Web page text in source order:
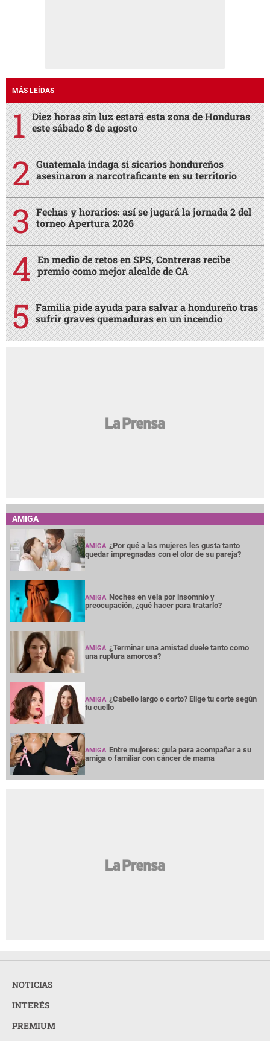
MÁS LEÍDAS
Diez horas sin luz estará esta zona de Honduras
este sábado 8 de agosto
Guatemala indaga si sicarios hondureños
asesinaron a narcotraficante en su territorio
Fechas y horarios: así se jugará la jornada 2 del
torneo Apertura 2026
En medio de retos en SPS, Contreras recibe
premio como mejor alcalde de CA
Familia pide ayuda para salvar a hondureño tras
sufrir graves quemaduras en un incendio
AMIGA
AMIGA ¿Por qué a las mujeres les gusta tanto
quedar impregnadas con el olor de su pareja?
AMIGA Noches en vela por insomnio y
preocupación, ¿qué hacer para tratarlo?
AMIGA ¿Terminar una amistad duele tanto como
una ruptura amorosa?
AMIGA ¿Cabello largo o corto? Elige tu corte según
tu cuello
AMIGA Entre mujeres: guía para acompañar a su
amiga o familiar con cáncer de mama
NOTICIAS
INTERÉS
PREMIUM